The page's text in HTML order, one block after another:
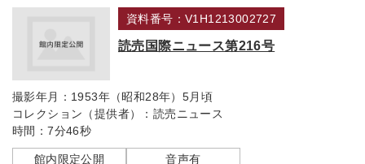
資料番号：V1H1213002727
読売国際ニュース第216号
撮影年月： 1953年（昭和28年）5月頃
コレクション（提供者）： 読売ニュース
時間：7分46秒
館内限定公開 音声有